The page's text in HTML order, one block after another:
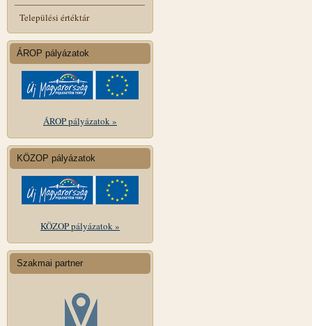
Települési értéktár
ÁROP pályázatok
ÁROP pályázatok »
KÖZOP pályázatok
KÖZOP pályázatok »
Szakmai partner